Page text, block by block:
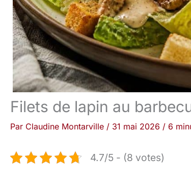
Filets de lapin au
Par Claudine Montarville / 31 mai 2026 / 6
4.7/5 - (8 votes)